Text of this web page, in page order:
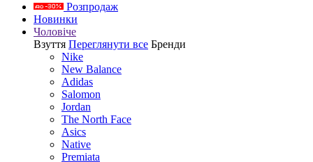
Розпродаж
Новинки
Чоловіче
Взуття Переглянути все Бренди
Nike
New Balance
Adidas
Salomon
Jordan
The North Face
Asics
Native
Premiata